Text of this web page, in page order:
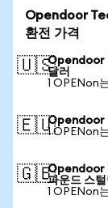
Opendoor
환전 가격
🇺🇸Opendoor
달러
1 OPENon
🇪🇺Opendoor
1 OPENon
🇬🇧Opendoor
파운드 스털
1 OPENon